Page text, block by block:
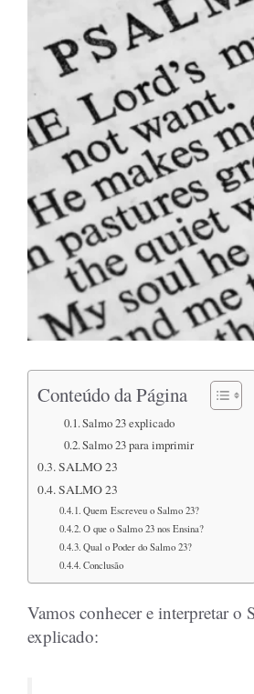
Conteúdo da Página
Salmo 23 explicado
Salmo 23 para imprimir
SALMO 23
SALMO 23
Quem Escreveu o Salmo 23?
O que o Salmo 23 nos Ensina?
Qual o Poder do Salmo 23?
Conclusão
Vamos conhecer e interpretar o
explicado: